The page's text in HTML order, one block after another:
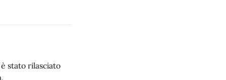
stato rilasciato